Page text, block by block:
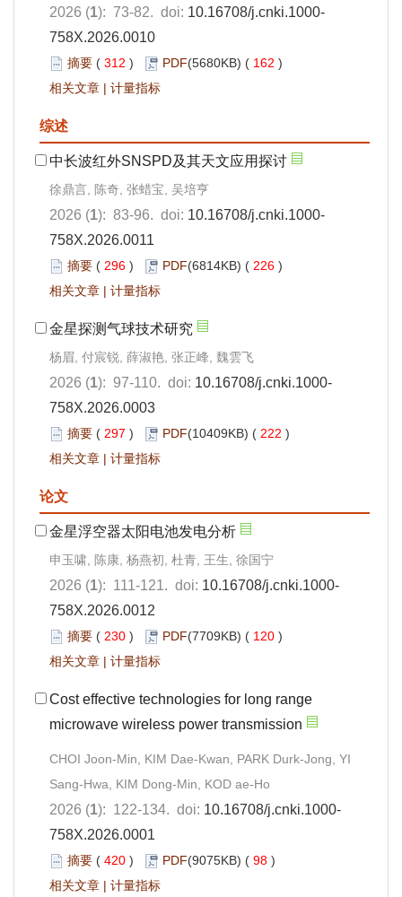
2026 (1): 73-82. doi: 10.16708/j.cnki.1000-
758X.2026.0010
摘要 ( 312 ) PDF(5680KB) ( 162 )
相关文章 | 计量指标
综述
中长波红外SNSPD及其天文应用探讨
徐鼎言, 陈奇, 张蜡宝, 吴培亨
2026 (1): 83-96. doi: 10.16708/j.cnki.1000-
758X.2026.0011
摘要 ( 296 ) PDF(6814KB) ( 226 )
相关文章 | 计量指标
金星探测气球技术研究
杨眉, 付宸锐, 薛淑艳, 张正峰, 魏雲飞
2026 (1): 97-110. doi: 10.16708/j.cnki.1000-
758X.2026.0003
摘要 ( 297 ) PDF(10409KB) ( 222 )
相关文章 | 计量指标
论文
金星浮空器太阳电池发电分析
申玉啸, 陈康, 杨燕初, 杜青, 王生, 徐国宁
2026 (1): 111-121. doi: 10.16708/j.cnki.1000-
758X.2026.0012
摘要 ( 230 ) PDF(7709KB) ( 120 )
相关文章 | 计量指标
Cost effective technologies for long range
microwave wireless power transmission
CHOI Joon-Min, KIM Dae-Kwan, PARK Durk-Jong, YI
Sang-Hwa, KIM Dong-Min, KOD ae-Ho
2026 (1): 122-134. doi: 10.16708/j.cnki.1000-
758X.2026.0001
摘要 ( 420 ) PDF(9075KB) ( 98 )
相关文章 | 计量指标